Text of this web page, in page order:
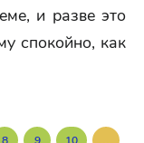
и разве это
спокойно, как